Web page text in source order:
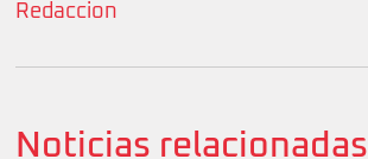
Redaccion
Noticias relacionadas